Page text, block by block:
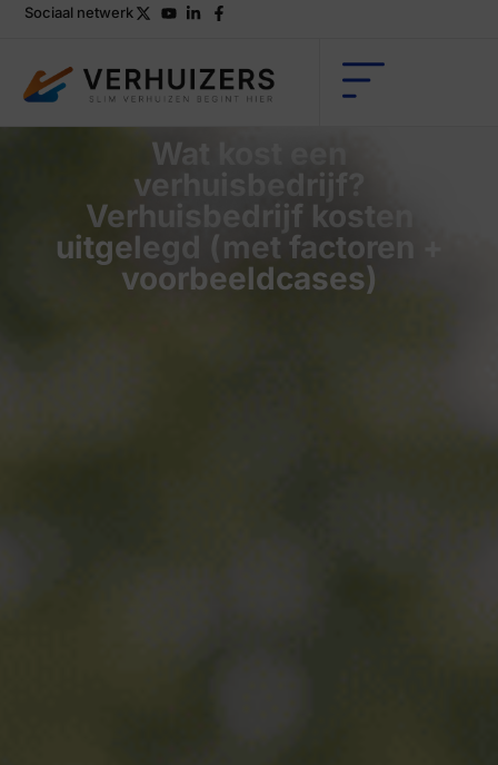
Sociaal netwerk
Wat kost een
verhuisbedrijf?
Verhuisbedrijf kosten
uitgelegd (met factoren +
voorbeeldcases)